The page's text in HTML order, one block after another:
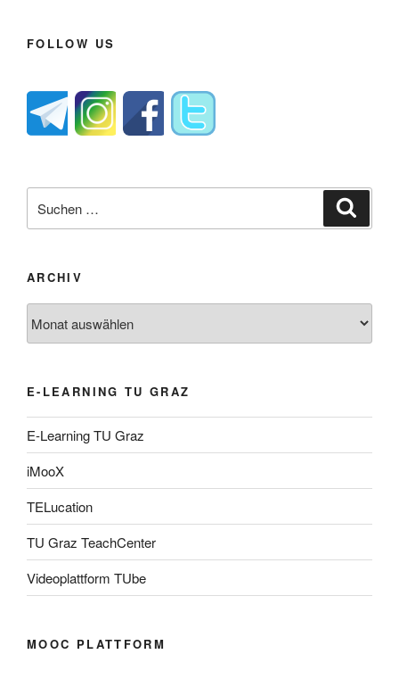
FOLLOW US
nach:
ARCHIV
E-LEARNING TU GRAZ
E-Learning TU Graz
iMooX
TELucation
TU Graz TeachCenter
Videoplattform TUbe
MOOC PLATTFORM